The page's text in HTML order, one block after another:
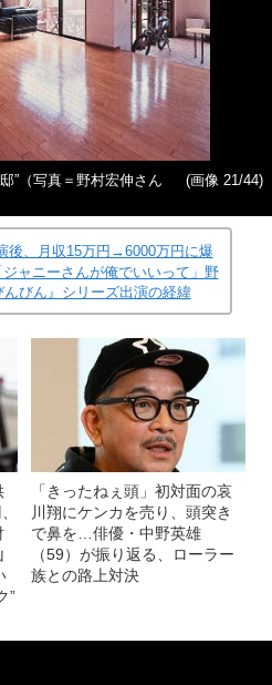
”（写真＝野村宏伸さん
(画像 21/44)
後、月収15万円→6000万円に爆
ャニーさんが俺でいいって」野
びん』シリーズ出演の経緯
「きったねぇ頭」初対面の哀
川翔にケンカを売り、頭突き
族との路上対決